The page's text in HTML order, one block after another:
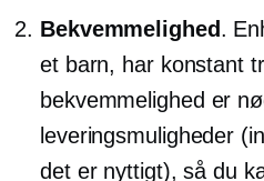
Bekvemmelighed.
et barn, har konstant
bekvemmelighed er
leveringsmuligheder
det er nyttigt), så du